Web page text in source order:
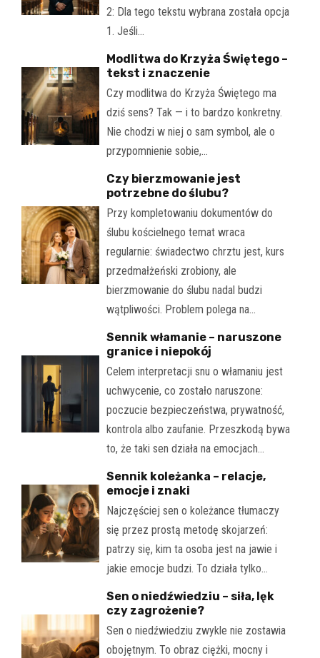
2: Dla tego tekstu wybrana została opcja
1. Jeśli…
Modlitwa do Krzyża Świętego –
tekst i znaczenie
Czy modlitwa do Krzyża Świętego ma
dziś sens? Tak — i to bardzo konkretny.
Nie chodzi w niej o sam symbol, ale o
przypomnienie sobie,…
Czy bierzmowanie jest
potrzebne do ślubu?
Przy kompletowaniu dokumentów do
ślubu kościelnego temat wraca
regularnie: świadectwo chrztu jest, kurs
przedmałżeński zrobiony, ale
bierzmowanie do ślubu nadal budzi
wątpliwości. Problem polega na…
Sennik włamanie – naruszone
granice i niepokój
Celem interpretacji snu o włamaniu jest
uchwycenie, co zostało naruszone:
poczucie bezpieczeństwa, prywatność,
kontrola albo zaufanie. Przeszkodą bywa
to, że taki sen działa na emocjach…
Sennik koleżanka – relacje,
emocje i znaki
Najczęściej sen o koleżance tłumaczy
się przez prostą metodę skojarzeń:
patrzy się, kim ta osoba jest na jawie i
jakie emocje budzi. To działa tylko…
Sen o niedźwiedziu – siła, lęk
czy zagrożenie?
Sen o niedźwiedziu zwykle nie zostawia
obojętnym. To obraz ciężki, mocny i